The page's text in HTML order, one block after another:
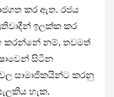
කර ඇත. රජය
ඉලක්ක කර
කරන්නේ නම්, තවමත්
සිටින
සාමාජිකයින්ට කරනු
හැක.